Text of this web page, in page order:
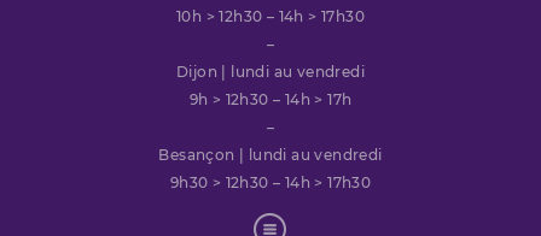
10h > 12h30 – 14h > 17h30
–
Dijon | lundi au vendredi
9h > 12h30 – 14h > 17h
–
Besançon | lundi au vendredi
9h30 > 12h30 – 14h > 17h30